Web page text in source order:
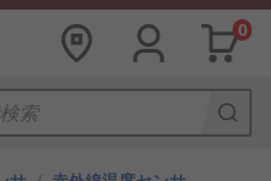
0